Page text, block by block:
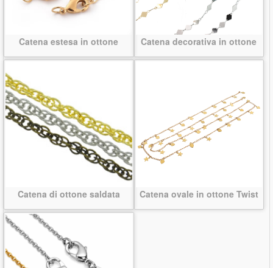
Catena estesa in ottone Catena decorativa in ottone
Catena di ottone saldata Catena ovale in ottone Twist